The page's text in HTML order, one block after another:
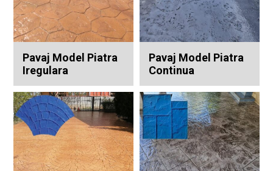
Pavaj Model Piatra
Iregulara
Pavaj Model Piatra
Continua